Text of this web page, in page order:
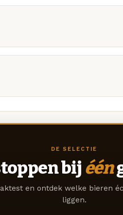
DE SELECTIE
bij één
en ontdek welke bieren
liggen.